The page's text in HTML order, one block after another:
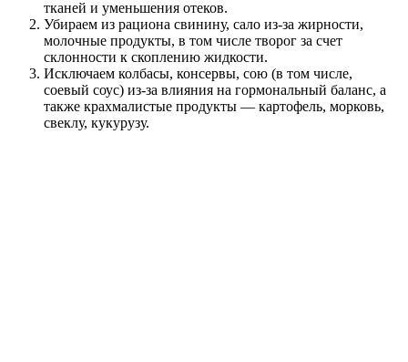
тканей и уменьшения отеков.
Убираем из рациона свинину, сало из-за жирности,
молочные продукты, в том числе творог за счет
склонности к скоплению жидкости.
Исключаем колбасы, консервы, сою (в том числе,
соевый соус) из-за влияния на гормональный баланс, а
также крахмалистые продукты — картофель, морковь,
свеклу, кукурузу.